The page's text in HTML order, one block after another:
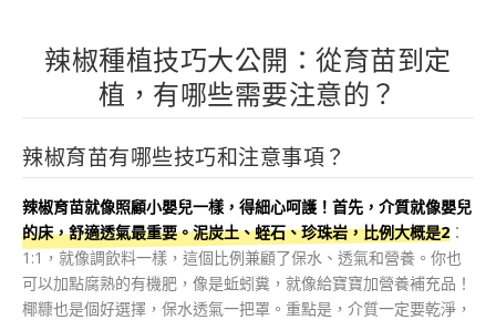
辣椒種植技巧大公開：從育苗到定
植，有哪些需要注意的？
辣椒育苗有哪些技巧和注意事項？
辣椒育苗就像照顧小嬰兒一樣，得細心呵護！首先，介質就像嬰兒
的床，舒適透氣最重要。泥炭土、蛭石、珍珠岩，比例大概是2 ：
1:1，就像調飲料一樣，這個比例兼顧了保水、透氣和營養。你也
可以加點腐熟的有機肥，像是蚯蚓糞，就像給寶寶加營養補充品！
椰糠也是個好選擇，保水透氣一把罩。重點是，介質一定要乾淨，